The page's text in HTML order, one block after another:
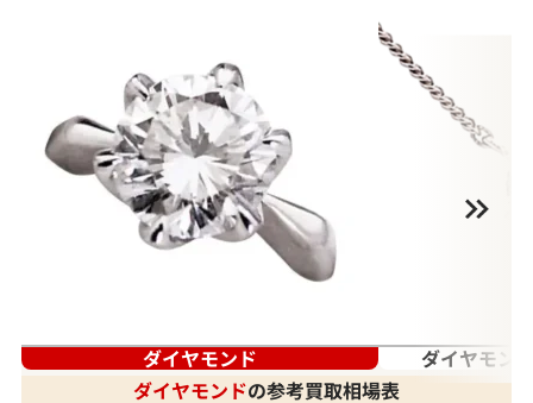
ダイヤモンド
ダイヤモン
ダイヤモンドの参考買取相場表